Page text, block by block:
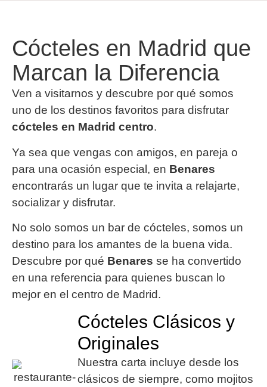
Cócteles en Madrid que
Marcan la Diferencia
Ven a visitarnos y descubre por qué somos
uno de los destinos favoritos para disfrutar
cócteles en Madrid centro.
Ya sea que vengas con amigos, en pareja o
para una ocasión especial, en Benares
encontrarás un lugar que te invita a relajarte,
socializar y disfrutar.
No solo somos un bar de cócteles, somos un
destino para los amantes de la buena vida.
Descubre por qué Benares se ha convertido
en una referencia para quienes buscan lo
mejor en el centro de Madrid.
Cócteles Clásicos y
Originales
Nuestra carta incluye desde los
clásicos de siempre, como mojitos